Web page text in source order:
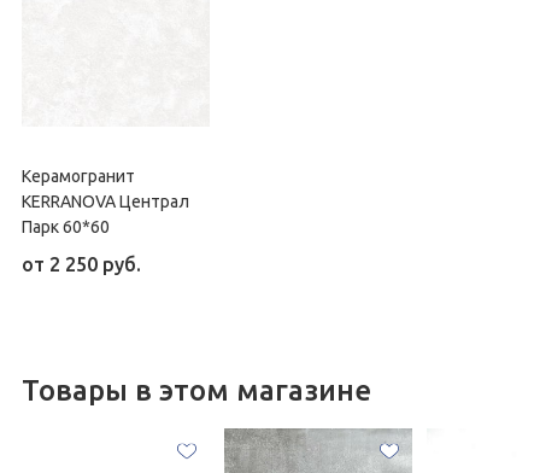
Керамогранит
KERRANOVA Централ
Парк 60*60
от 2 250 руб.
Товары в этом магазине